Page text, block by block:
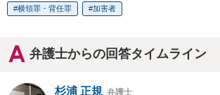
横領罪・背任罪 加害者
弁護士からの回答タイムライン
杉浦 正規 弁護士